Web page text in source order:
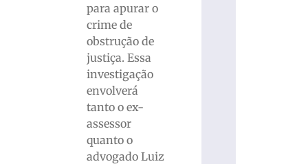
para apurar o
crime de
obstrução de
justiça. Essa
investigação
envolverá
tanto o ex-
assessor
quanto o
advogado Luiz